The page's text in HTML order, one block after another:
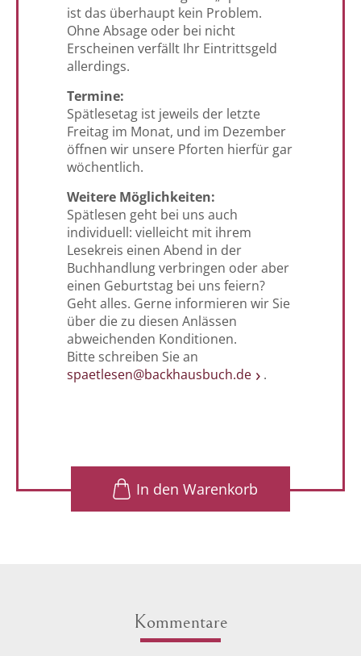
ist das überhaupt kein Problem.
Ohne Absage oder bei nicht
Erscheinen verfällt Ihr Eintrittsgeld
allerdings.
Termine:
Spätlesetag ist jeweils der letzte
Freitag im Monat, und im Dezember
öffnen wir unsere Pforten hierfür gar
wöchentlich.
Weitere Möglichkeiten:
Spätlesen geht bei uns auch
individuell: vielleicht mit ihrem
Lesekreis einen Abend in der
Buchhandlung verbringen oder aber
einen Geburtstag bei uns feiern?
Geht alles. Gerne informieren wir Sie
über die zu diesen Anlässen
abweichenden Konditionen.
Bitte schreiben Sie an
spaetlesen@backhausbuch.de
.
In den Warenkorb
Kommentare